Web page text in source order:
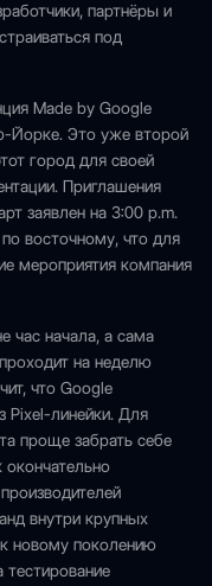
партнёры и
под
Made by Google
Йорке. Это уже второй
город для своей
Приглашения
заявлен на 3:00 p.m.
восточному, что для
мероприятия компания
час начала, а сама
на неделю
что Google
Pixel-линейки. Для
проще забрать себе
внутри крупных
новому поколению
тестирование